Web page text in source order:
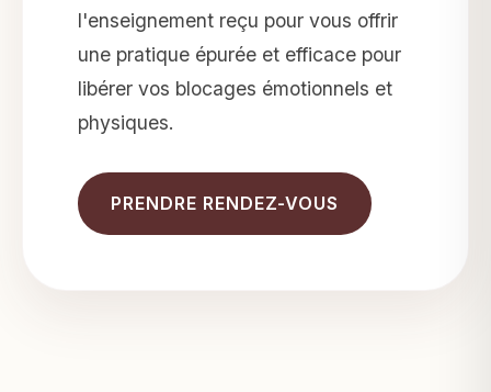
l'enseignement reçu pour vous offrir
une pratique épurée et efficace pour
libérer vos blocages émotionnels et
physiques.
PRENDRE RENDEZ-VOUS